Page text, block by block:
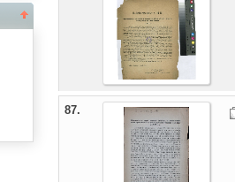
87.